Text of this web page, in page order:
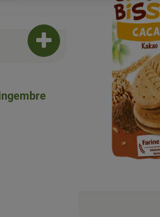
Ajouter le produit au panier